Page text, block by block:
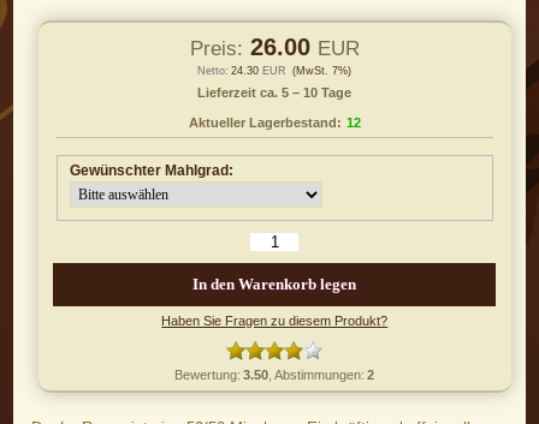
Preis: 26.00 EUR
Netto: 24.30 EUR (MwSt. 7%)
Lieferzeit ca. 5 – 10 Tage
Aktueller Lagerbestand: 12
Gewünschter Mahlgrad:
Haben Sie Fragen zu diesem Produkt?
Bewertung: 3.50 , Abstimmungen: 2